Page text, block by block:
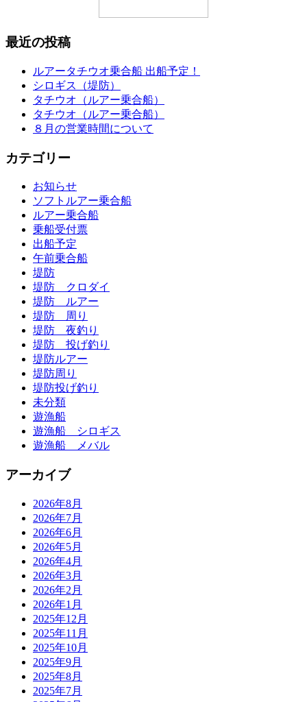
最近の投稿
ルアータチウオ乗合船 出船予定！
シロギス（堤防）
タチウオ（ルアー乗合船）
タチウオ（ルアー乗合船）
８月の営業時間について
カテゴリー
お知らせ
ソフトルアー乗合船
ルアー乗合船
乗船受付票
出船予定
午前乗合船
堤防
堤防 クロダイ
堤防 ルアー
堤防 周り
堤防 夜釣り
堤防 投げ釣り
堤防ルアー
堤防周り
堤防投げ釣り
未分類
遊漁船
遊漁船 シロギス
遊漁船 メバル
アーカイブ
2026年8月
2026年7月
2026年6月
2026年5月
2026年4月
2026年3月
2026年2月
2026年1月
2025年12月
2025年11月
2025年10月
2025年9月
2025年8月
2025年7月